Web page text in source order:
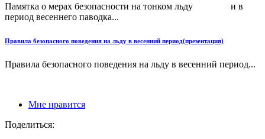
Памятка о мерах безопасности на тонком льду и в
период весеннего паводка...
Правила безопасного поведения на льду в весенний период(презентация)
Правила безопасного поведения на льду в весенний период...
Мне нравится
Поделиться: